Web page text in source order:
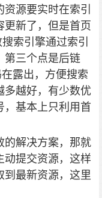
源要实时在索引
更新了，但是首页
索引擎通过索引
第三个点是后链
露出，方便搜索
多越好，有少数优
，基本上只利用首
的解决方案，那就
动提交资源，这样
最新资源，这里